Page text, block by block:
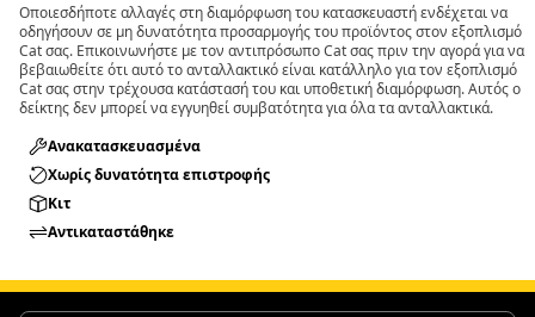
Οποιεσδήποτε αλλαγές στη διαμόρφωση του κατασκευαστή ενδέχεται να
οδηγήσουν σε μη δυνατότητα προσαρμογής του προϊόντος στον εξοπλισμό
Cat σας. Επικοινωνήστε με τον αντιπρόσωπο Cat σας πριν την αγορά για να
βεβαιωθείτε ότι αυτό το ανταλλακτικό είναι κατάλληλο για τον εξοπλισμό
Cat σας στην τρέχουσα κατάστασή του και υποθετική διαμόρφωση. Αυτός ο
δείκτης δεν μπορεί να εγγυηθεί συμβατότητα για όλα τα ανταλλακτικά.
Ανακατασκευασμένα
Χωρίς δυνατότητα επιστροφής
Κιτ
Αντικαταστάθηκε